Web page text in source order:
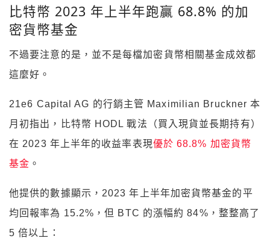
比特幣 2023 年上半年跑贏 68.8% 的加
密貨幣基金
不過要注意的是，並不是每檔加密貨幣相關基金成效都
這麼好。
21e6 Capital AG 的行銷主管 Maximilian Bruckner 本
月初指出，比特幣 HODL 戰法（買入現貨並長期持有）
在 2023 年上半年的收益率表現優於 68.8% 加密貨幣
基金 。
他提供的數據顯示，2023 年上半年加密貨幣基金的平
均回報率為 15.2%，但 BTC 的漲幅約 84%，整整高了
5 倍以上：